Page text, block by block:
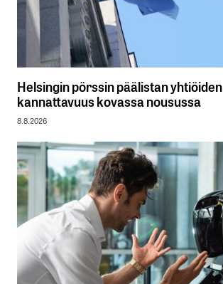
Helsingin pörssin päälistan yhtiöiden
kannattavuus kovassa nousussa
8.8.2026